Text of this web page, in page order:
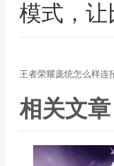
模式，
王者荣耀庞统怎么样连
相关文章